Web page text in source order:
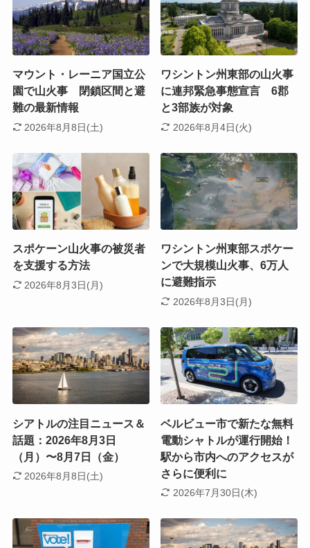
マウント・レーニア国立公
園で山火事 閉鎖区間と避
難の最新情報
2026年8月8日(土)
ワシントン州東部の山火事
に連邦緊急事態宣言 6郡
と3部族が対象
2026年8月4日(火)
スポケーン山火事の被災者
を支援する方法
2026年8月3日(月)
ワシントン州東部スポケー
ンで大規模山火事、6万人
に避難指示
2026年8月3日(月)
シアトルの注目ニュース＆
話題：2026年8月3日
（月）〜8月7日（金）
2026年8月8日(土)
ベルビュー市で新たな無料
電動シャトルが運行開始！
駅から市内へのアクセスが
さらに便利に
2026年7月30日(木)